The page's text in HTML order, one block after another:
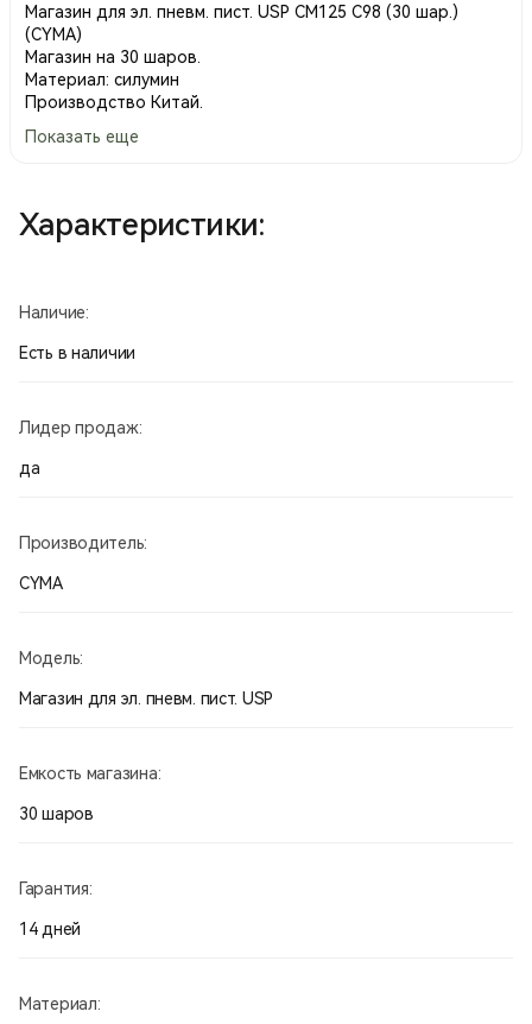
Магазин для эл. пневм. пист. USP СМ125 С98 (30 шар.)
(CYMA)
Магазин на 30 шаров.
Материал: силумин
Производство Китай.
Показать еще
Характеристики:
Наличие:
Есть в наличии
Лидер продаж:
да
Производитель:
CYMA
Модель:
Магазин для эл. пневм. пист. USP
Емкость магазина:
30 шаров
Гарантия:
14 дней
Материал: